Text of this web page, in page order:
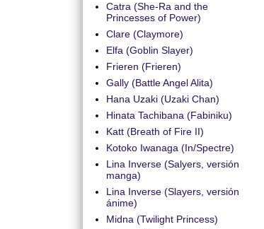
Catra (She-Ra and the
Princesses of Power)
Clare (Claymore)
Elfa (Goblin Slayer)
Frieren (Frieren)
Gally (Battle Angel Alita)
Hana Uzaki (Uzaki Chan)
Hinata Tachibana (Fabiniku)
Katt (Breath of Fire II)
Kotoko Iwanaga (In/Spectre)
Lina Inverse (Salyers, versión
manga)
Lina Inverse (Slayers, versión
ánime)
Midna (Twilight Princess)